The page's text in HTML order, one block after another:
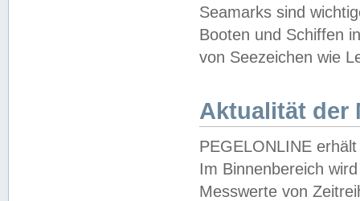
Seamarks sind
Booten und Schiffen
von Seezeichen wie
Aktualität der
PEGELONLINE
Im Binnenbereich
Messwerte von